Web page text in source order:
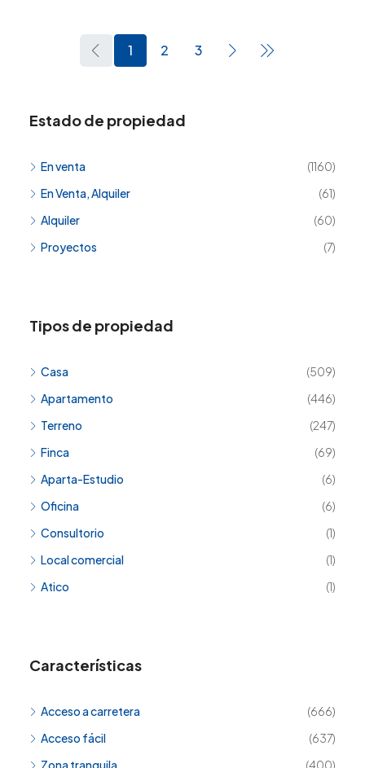
1 2 3
Estado de propiedad
En venta
(1160)
En Venta, Alquiler
(61)
Alquiler
(60)
Proyectos
(7)
Tipos de propiedad
Casa
(509)
Apartamento
(446)
Terreno
(247)
Finca
(69)
Aparta-Estudio
(6)
Oficina
(6)
Consultorio
(1)
Local comercial
(1)
Atico
(1)
Características
Acceso a carretera
(666)
Acceso fácil
(637)